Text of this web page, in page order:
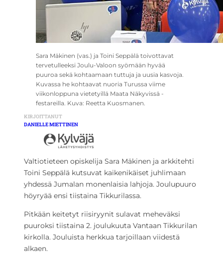
Sara Mäkinen (vas.) ja Toini Seppälä toivottavat
tervetulleeksi Joulu-Valoon syömään hyvää
puuroa sekä kohtaamaan tuttuja ja uusia kasvoja.
Kuvassa he kohtaavat nuoria Turussa viime
viikonloppuna vietetyillä Maata Näkyvissä -
festareilla. Kuva: Reetta Kuosmanen.
KIRJOITTANUT
DANIELLE MIETTINEN
Valtiotieteen opiskelija Sara Mäkinen ja arkkitehti
Toini Seppälä kutsuvat kaikenikäiset juhlimaan
yhdessä Jumalan monenlaisia lahjoja. Joulupuuro
höyryää ensi tiistaina Tikkurilassa.
Pitkään keitetyt riisiryynit sulavat meheväksi
puuroksi tiistaina 2. joulukuuta Vantaan Tikkurilan
kirkolla. Jouluista herkkua tarjoillaan viidestä
alkaen.